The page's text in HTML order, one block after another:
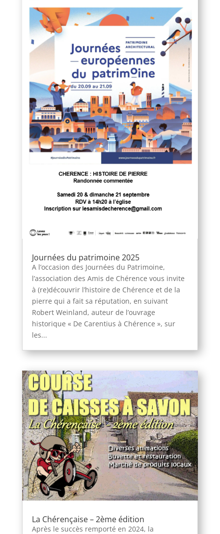
Journées du patrimoine 2025
A l’occasion des Journées du Patrimoine,
l’association des Amis de Chérence vous invite
à (re)découvrir l’histoire de Chérence et de la
pierre qui a fait sa réputation, en suivant
Robert Weinland, auteur de l’ouvrage
historique « De Carentius à Chérence », sur
les...
La Chérençaise – 2ème édition
Après le succès remporté en 2024, la